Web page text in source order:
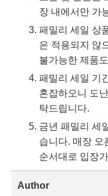
장 내에서만 가
패밀리 세일 상
은 적용되지 않
불가능한 제품
패밀리 세일 기
혼잡하오니 도
탁드립니다.
금년 패밀리 세
습니다. 매장 오
순서대로 입장
Author